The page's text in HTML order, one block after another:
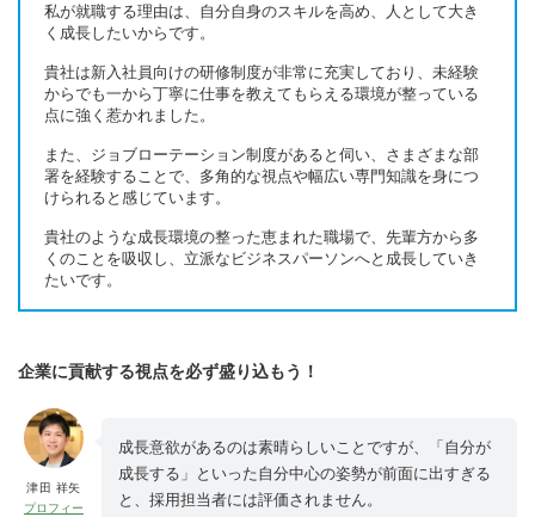
私が就職する理由は、自分自身のスキルを高め、人として大き
く成長したいからです。
貴社は新入社員向けの研修制度が非常に充実しており、未経験
からでも一から丁寧に仕事を教えてもらえる環境が整っている
点に強く惹かれました。
また、ジョブローテーション制度があると伺い、さまざまな部
署を経験することで、多角的な視点や幅広い専門知識を身につ
けられると感じています。
貴社のような成長環境の整った恵まれた職場で、先輩方から多
くのことを吸収し、立派なビジネスパーソンへと成長していき
たいです。
企業に貢献する視点を必ず盛り込もう！
津田 祥矢
プロフィー
成長意欲があるのは素晴らしいことですが、「自分が
成長する」といった自分中心の姿勢が前面に出すぎる
と、採用担当者には評価されません。